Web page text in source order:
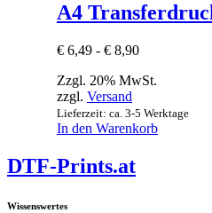
A4
€ 6,49 - € 8,90
Zzgl. 20% MwSt.
zzgl. Versand
Lieferzeit: ca. 3-5 Werktage
In den Warenkorb
DTF-Prints.at
Wissenswertes